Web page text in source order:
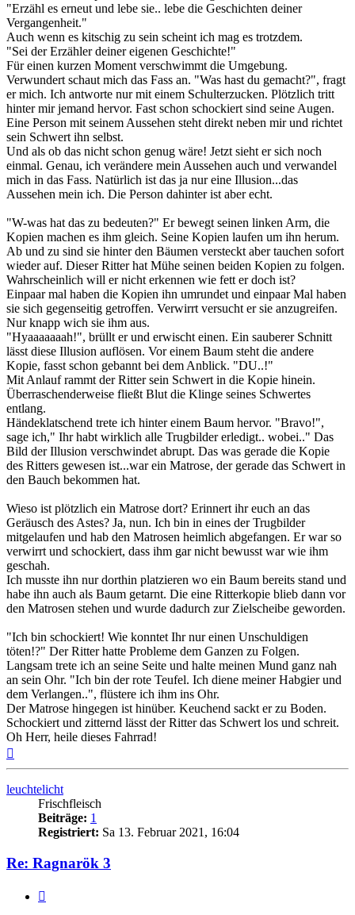
"Erzähl es erneut und lebe sie.. lebe die Geschichten deiner
Vergangenheit."
Auch wenn es kitschig zu sein scheint ich mag es trotzdem.
"Sei der Erzähler deiner eigenen Geschichte!"
Für einen kurzen Moment verschwimmt die Umgebung.
Verwundert schaut mich das Fass an. "Was hast du gemacht?", fragt
er mich. Ich antworte nur mit einem Schulterzucken. Plötzlich tritt
hinter mir jemand hervor. Fast schon schockiert sind seine Augen.
Eine Person mit seinem Aussehen steht direkt neben mir und richtet
sein Schwert ihn selbst.
Und als ob das nicht schon genug wäre! Jetzt sieht er sich noch
einmal. Genau, ich verändere mein Aussehen auch und verwandel
mich in das Fass. Natürlich ist das ja nur eine Illusion...das
Aussehen mein ich. Die Person dahinter ist aber echt.
"W-was hat das zu bedeuten?" Er bewegt seinen linken Arm, die
Kopien machen es ihm gleich. Seine Kopien laufen um ihn herum.
Ab und zu sind sie hinter den Bäumen versteckt aber tauchen sofort
wieder auf. Dieser Ritter hat Mühe seinen beiden Kopien zu folgen.
Wahrscheinlich will er nicht erkennen wie fett er doch ist?
Einpaar mal haben die Kopien ihn umrundet und einpaar Mal haben
sie sich gegenseitig getroffen. Verwirrt versucht er sie anzugreifen.
Nur knapp wich sie ihm aus.
"Hyaaaaaaah!", brüllt er und erwischt einen. Ein sauberer Schnitt
lässt diese Illusion auflösen. Vor einem Baum steht die andere
Kopie, fasst schon gebannt bei dem Anblick. "DU..!"
Mit Anlauf rammt der Ritter sein Schwert in die Kopie hinein.
Überraschenderweise fließt Blut die Klinge seines Schwertes
entlang.
Händeklatschend trete ich hinter einem Baum hervor. "Bravo!",
sage ich," Ihr habt wirklich alle Trugbilder erledigt.. wobei.." Das
Bild der Illusion verschwindet abrupt. Das was gerade die Kopie
des Ritters gewesen ist...war ein Matrose, der gerade das Schwert in
den Bauch bekommen hat.
Wieso ist plötzlich ein Matrose dort? Erinnert ihr euch an das
Geräusch des Astes? Ja, nun. Ich bin in eines der Trugbilder
mitgelaufen und hab den Matrosen heimlich abgefangen. Er war so
verwirrt und schockiert, dass ihm gar nicht bewusst war wie ihm
geschah.
Ich musste ihn nur dorthin platzieren wo ein Baum bereits stand und
habe ihn auch als Baum getarnt. Die eine Ritterkopie blieb dann vor
den Matrosen stehen und wurde dadurch zur Zielscheibe geworden.
"Ich bin schockiert! Wie konntet Ihr nur einen Unschuldigen
töten!?" Der Ritter hatte Probleme dem Ganzen zu Folgen.
Langsam trete ich an seine Seite und halte meinen Mund ganz nah
an sein Ohr. "Ich bin der rote Teufel. Ich diene meiner Habgier und
dem Verlangen..", flüstere ich ihm ins Ohr.
Der Matrose hingegen ist hinüber. Keuchend sackt er zu Boden.
Schockiert und zitternd lässt der Ritter das Schwert los und schreit.
Oh Herr, heile dieses Fahrrad!
leuchtelicht
Frischfleisch
Beiträge: 1
Registriert: Sa 13. Februar 2021, 16:04
Re: Ragnarök 3